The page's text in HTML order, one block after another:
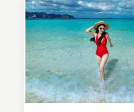
а действительно